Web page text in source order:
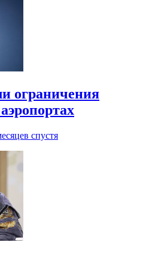
ограничения
спустя